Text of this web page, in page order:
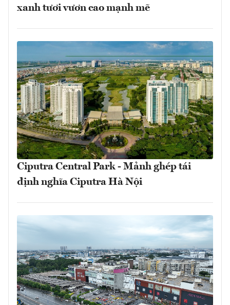
xanh tươi vươn cao mạnh mẽ
Ciputra Central Park - Mảnh ghép tái
định nghĩa Ciputra Hà Nội